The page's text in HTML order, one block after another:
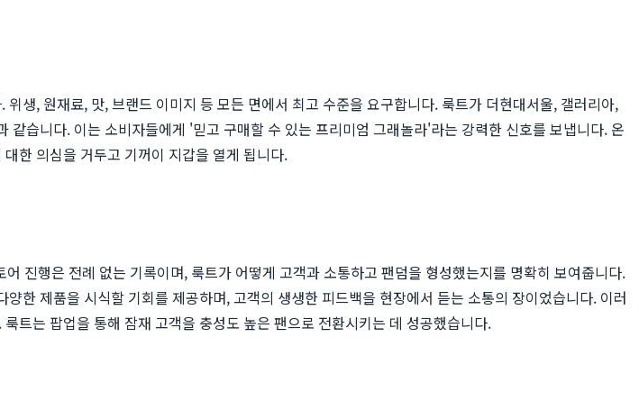
생, 원재료, 맛, 브랜드 이미지 등 모든 면에서 최고 수준을 요구합니다. 룩트가 더현대서울, 갤러리아,
습니다. 이는 소비자들에게 '믿고 구매할 수 있는 프리미엄 그래놀라'라는 강력한 신호를 보냅니다. 온
한 의심을 거두고 기꺼이 지갑을 열게 됩니다.
진행은 전례 없는 기록이며, 룩트가 어떻게 고객과 소통하고 팬덤을 형성했는지를 명확히 보여줍니다.
한 제품을 시식할 기회를 제공하며, 고객의 생생한 피드백을 현장에서 듣는 소통의 장이었습니다. 이러
트는 팝업을 통해 잠재 고객을 충성도 높은 팬으로 전환시키는 데 성공했습니다.